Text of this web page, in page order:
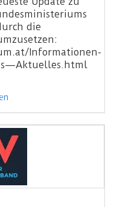
die
Informationen-